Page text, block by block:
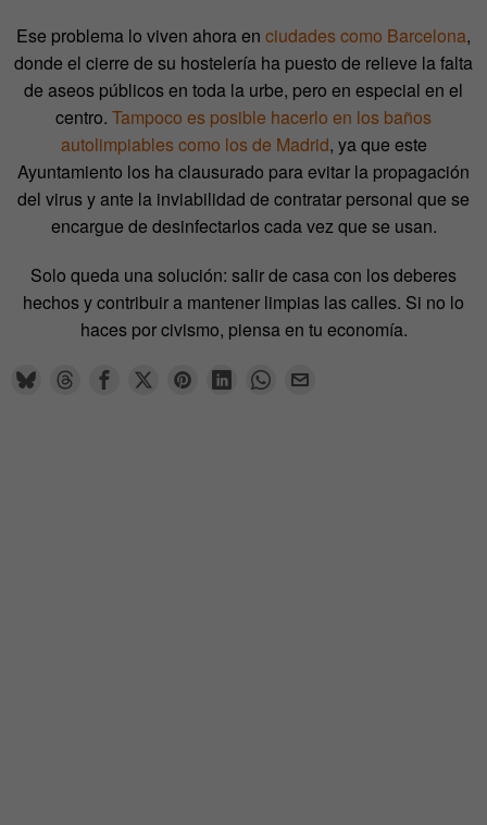
Ese problema lo viven ahora en ciudades como Barcelona,
donde el cierre de su hostelería ha puesto de relieve la falta
de aseos públicos en toda la urbe, pero en especial en el
centro. Tampoco es posible hacerlo en los baños
autolimpiables como los de Madrid, ya que este
Ayuntamiento los ha clausurado para evitar la propagación
del virus y ante la inviabilidad de contratar personal que se
encargue de desinfectarlos cada vez que se usan.
Solo queda una solución: salir de casa con los deberes
hechos y contribuir a mantener limpias las calles. Si no lo
haces por civismo, piensa en tu economía.